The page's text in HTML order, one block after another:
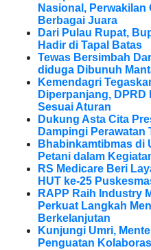
Nasional, Perwakilan
Berbagai Juara
Dari Pulau Rupat,
Hadir di Tapal Batas
Tewas Bersimbah
diduga Dibunuh
Kemendagri
Diperpanjang,
Sesuai Aturan
Dukung Asta Cita
Dampingi Perawatan
Bhabinkamtibmas di
Petani dalam
RS Medicare Beri
HUT ke-25
RAPP Raih Industry
Perkuat Langkah
Berkelanjutan
Kunjungi Umri,
Penguatan